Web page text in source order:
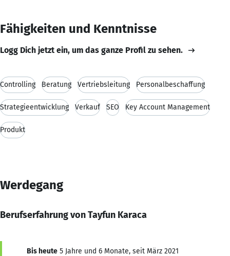
Fähigkeiten und Kenntnisse
Logg Dich jetzt ein, um das ganze Profil zu sehen.
Controlling Beratung Vertriebsleitung Personalbeschaffung
Strategieentwicklung Verkauf SEO Key Account Management
Produkt
Werdegang
Berufserfahrung von Tayfun Karaca
Bis heute 5 Jahre und 6 Monate, seit März 2021